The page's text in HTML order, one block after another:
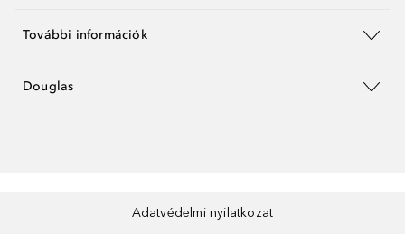
További információk
Douglas
Adatvédelmi nyilatkozat